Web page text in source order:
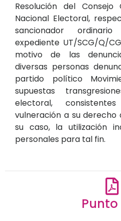
Resolución del
Nacional Electoral,
sancionador
expediente UT/SCG/Q/
motivo de las
diversas personas
partido político
supuestas
electoral,
vulneración a su derecho
su caso, la utilización
personales para tal fin.
Punto